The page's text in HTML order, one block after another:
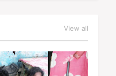
View all